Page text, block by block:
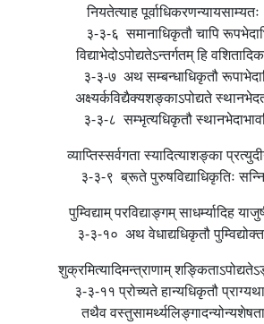
नियतेत्याह
३-३-६ समानाधिकृतौ चापि
विद्याभेदोऽपोद्यतेऽन्तर्गतम् हि
३-३-७ अथ सम्बन्धाधिकृतौ
अक्ष्यर्कविद्यैक्यशङ्काऽपोद्यते
३-३-८ सम्भृत्यधिकृतौ
व्याप्तिस्सर्वगता स्यादित्याशङ्का
३-३-९ ब्रूते पुरुषविद्याधिकृतिः
पुम्विद्याम् परविद्याङ्गम् साधर्म्यादिह
३-३-१० अथ वेधाद्यधिकृतौ
शुक्रमित्यादिमन्त्राणाम्
३-३-११ प्रोच्यते हान्यधिकृतौ
तथैव